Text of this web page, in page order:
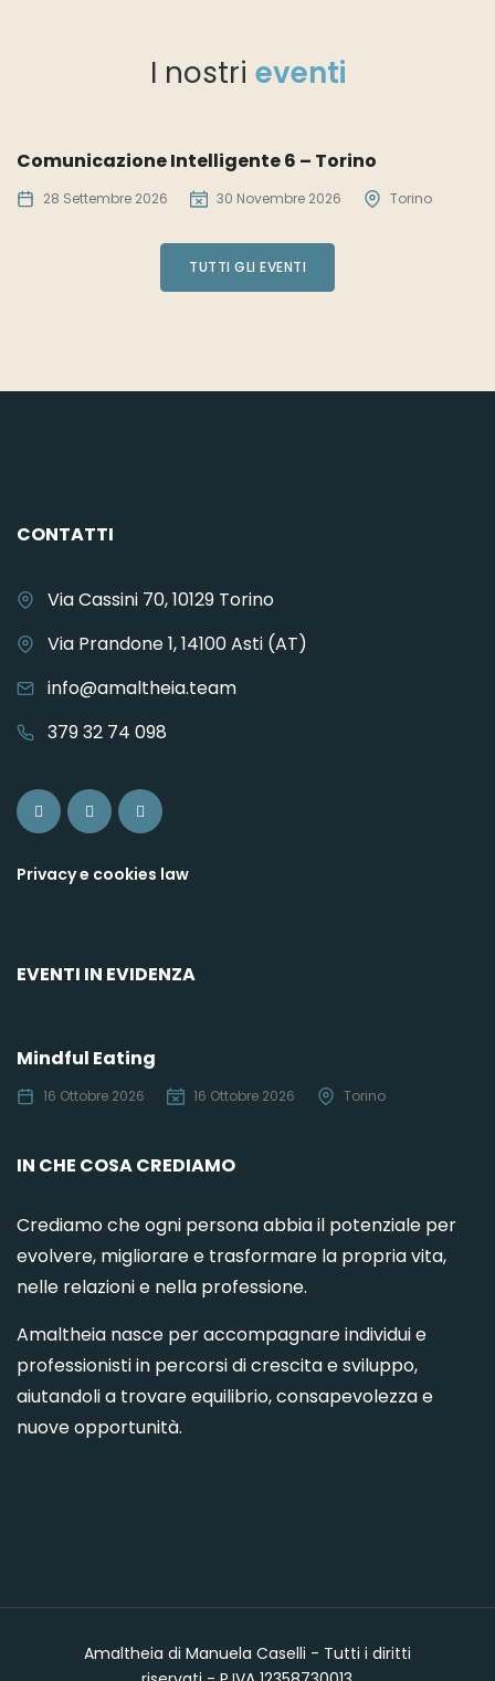
I nostri eventi
Comunicazione Intelligente 6 – Torino
28 Settembre 2026 30 Novembre 2026 Torino
TUTTI GLI EVENTI
CONTATTI
Via Cassini 70, 10129 Torino
Via Prandone 1, 14100 Asti (AT)
info@amaltheia.team
379 32 74 098
Privacy e cookies law
EVENTI IN EVIDENZA
Mindful Eating
16 Ottobre 2026 16 Ottobre 2026 Torino
IN CHE COSA CREDIAMO
Crediamo che ogni persona abbia il potenziale per
evolvere, migliorare e trasformare la propria vita,
nelle relazioni e nella professione.
Amaltheia nasce per accompagnare individui e
professionisti in percorsi di crescita e sviluppo,
aiutandoli a trovare equilibrio, consapevolezza e
nuove opportunità.
Amaltheia di Manuela Caselli - Tutti i diritti